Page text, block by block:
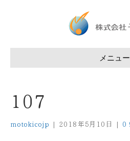
メニュー
107
motokicojp | 2018年5月10日 | 0